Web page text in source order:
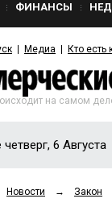
ФИНАНСЫ
Медиа Кто есть
на самом
6 Августа
Новости → Закон